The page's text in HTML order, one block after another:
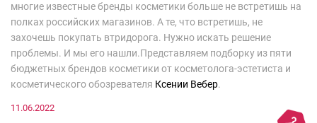
многие известные бренды косметики больше не встретишь на
полках российских магазинов. А те, что встретишь, не
захочешь покупать втридорога. Нужно искать решение
проблемы. И мы его нашли.Представляем подборку из пяти
бюджетных брендов косметики от косметолога-эстетиста и
косметического обозревателя Ксении Вебер.
11.06.2022